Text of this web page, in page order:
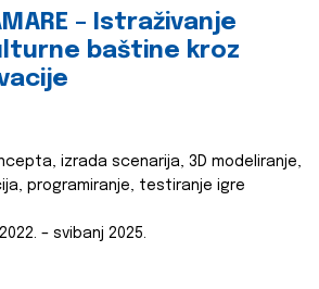
– Istraživanje
baštine kroz
izrada scenarija, 3D modeliranje,
programiranje, testiranje igre
– svibanj 2025.